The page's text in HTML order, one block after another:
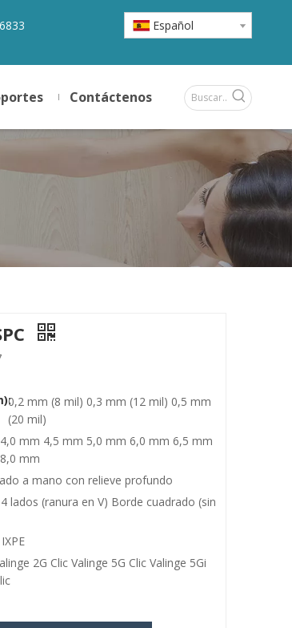
Español
Contáctenos
0,2 mm (8 mil) 0,3 mm (12 mil) 0,5 mm
(20 mil)
mm 4,5 mm 5,0 mm 6,0 mm 6,5 mm
mm
a mano con relieve profundo
lados (ranura en V) Borde cuadrado (sin
2G Clic Valinge 5G Clic Valinge 5Gi